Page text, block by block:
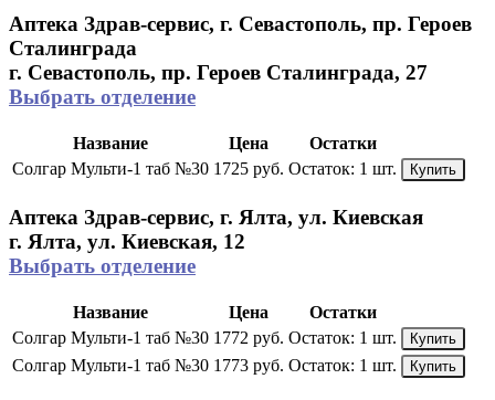
Аптека Здрав-сервис, г. Севастополь, пр. Героев
Сталинграда
г. Севастополь, пр. Героев Сталинграда, 27
Выбрать отделение
Название Цена
Остатки
Солгар Мульти-1 таб №30 1725 руб. Остаток: 1 шт. Купить
Аптека Здрав-сервис, г. Ялта, ул. Киевская
г. Ялта, ул. Киевская, 12
Выбрать отделение
Название Цена
Остатки
Солгар Мульти-1 таб №30 1772 руб. Остаток: 1 шт. Купить
Солгар Мульти-1 таб №30 1773 руб. Остаток: 1 шт. Купить